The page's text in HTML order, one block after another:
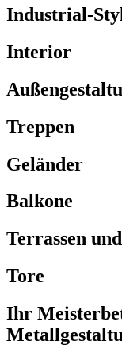
Industrial-
Interior
Treppen
Geländer
Balkone
Terrassen
Tore
Ihr